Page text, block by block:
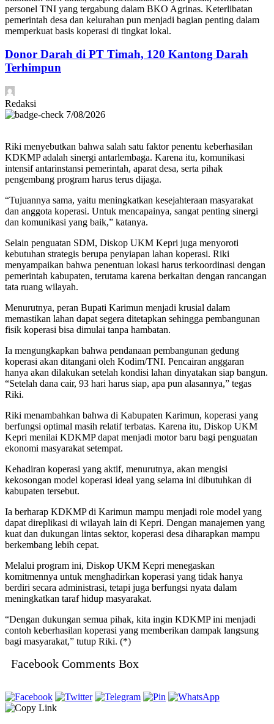
personel TNI yang tergabung dalam BKO Agrinas. Keterlibatan
pemerintah desa dan kelurahan pun menjadi bagian penting dalam
memperkuat basis koperasi di tingkat lokal.
Donor Darah di PT Timah, 120 Kantong Darah
Terhimpun
Redaksi
7/08/2026
Riki menyebutkan bahwa salah satu faktor penentu keberhasilan
KDKMP adalah sinergi antarlembaga. Karena itu, komunikasi
intensif antarinstansi pemerintah, aparat desa, serta pihak
pengembang program harus terus dijaga.
“Tujuannya sama, yaitu meningkatkan kesejahteraan masyarakat
dan anggota koperasi. Untuk mencapainya, sangat penting sinergi
dan komunikasi yang baik,” katanya.
Selain penguatan SDM, Diskop UKM Kepri juga menyoroti
kebutuhan strategis berupa penyiapan lahan koperasi. Riki
menyampaikan bahwa penentuan lokasi harus terkoordinasi dengan
pemerintah kabupaten, terutama karena berkaitan dengan rancangan
tata ruang wilayah.
Menurutnya, peran Bupati Karimun menjadi krusial dalam
memastikan lahan dapat segera ditetapkan sehingga pembangunan
fisik koperasi bisa dimulai tanpa hambatan.
Ia mengungkapkan bahwa pendanaan pembangunan gedung
koperasi akan ditangani oleh Kodim/TNI. Pencairan anggaran
hanya akan dilakukan setelah kondisi lahan dinyatakan siap bangun.
“Setelah dana cair, 93 hari harus siap, apa pun alasannya,” tegas
Riki.
Riki menambahkan bahwa di Kabupaten Karimun, koperasi yang
berfungsi optimal masih relatif terbatas. Karena itu, Diskop UKM
Kepri menilai KDKMP dapat menjadi motor baru bagi penguatan
ekonomi masyarakat setempat.
Kehadiran koperasi yang aktif, menurutnya, akan mengisi
kekosongan model koperasi ideal yang selama ini dibutuhkan di
kabupaten tersebut.
Ia berharap KDKMP di Karimun mampu menjadi role model yang
dapat direplikasi di wilayah lain di Kepri. Dengan manajemen yang
kuat dan dukungan lintas sektor, koperasi desa diharapkan mampu
berkembang lebih cepat.
Melalui program ini, Diskop UKM Kepri menegaskan
komitmennya untuk menghadirkan koperasi yang tidak hanya
berdiri secara administrasi, tetapi juga berfungsi nyata dalam
meningkatkan taraf hidup masyarakat.
“Dengan dukungan semua pihak, kita ingin KDKMP ini menjadi
contoh keberhasilan koperasi yang memberikan dampak langsung
bagi masyarakat,” tutup Riki. (*)
Facebook Comments Box